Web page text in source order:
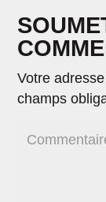
Votre
champs